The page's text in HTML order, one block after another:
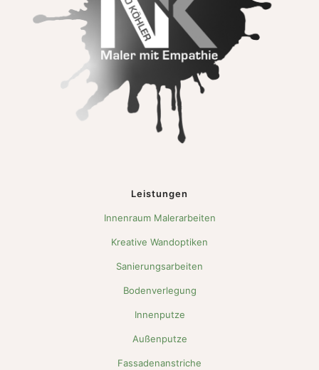
Leistungen
Innenraum Malerarbeiten
Kreative Wandoptiken
Sanierungsarbeiten
Bodenverlegung
Innenputze
Außenputze
Fassadenanstriche